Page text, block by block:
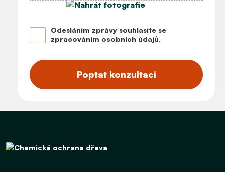
Odesláním zprávy souhlasíte se
zpracováním osobních údajů.
Poptat konzultaci